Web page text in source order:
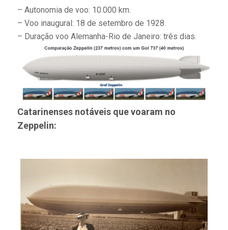
– Autonomia de voo: 10.000 km.
– Voo inaugural: 18 de setembro de 1928.
– Duração voo Alemanha-Rio de Janeiro: três dias.
Catarinenses notáveis que voaram no
Zeppelin: